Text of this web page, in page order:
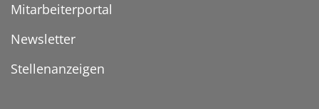
Mitarbeiterportal
Newsletter
Stellenanzeigen